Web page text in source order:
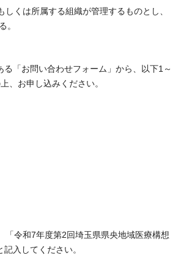
くは所属する組織が管理するものとし、
。
る「お問い合わせフォーム」から、以下1～
、お申し込みください。
「令和7年度第2回埼玉県県央地域医療構想
入してください。